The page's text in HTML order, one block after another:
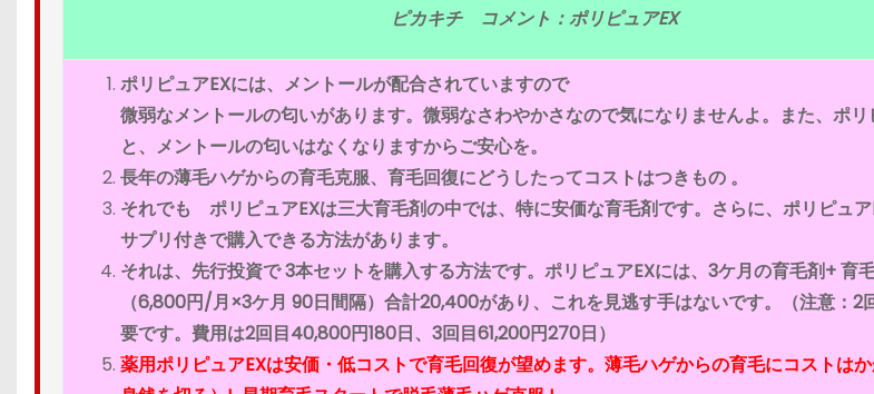
ピカキチ コメント：ポリピュアEX
ポリピュアEXには、メントールが配合されていますので
微弱なメントールの匂いがあります。微弱なさわやかさなので気になりませんよ。また、ポリ
と、メントールの匂いはなくなりますからご安心を。
長年の薄毛ハゲからの育毛克服、育毛回復にどうしたってコストはつきもの 。
それでも ポリピュアEXは三大育毛剤の中では、特に安価な育毛剤です。さらに、ポリピュ
サプリ付きで購入できる方法があります。
それは、先行投資で 3本セットを購入する方法です。ポリピュアEXには、3ケ月の育毛剤+ 育
（6,800円/月×3ケ月 90日間隔）合計20,400があり、これを見逃す手はないです。（注意：2
要です。費用は2回目40,800円180日、3回目61,200円270日）
薬用ポリピュアEXは安価・低コストで育毛回復が望めます。薄毛ハゲからの育毛にコストは